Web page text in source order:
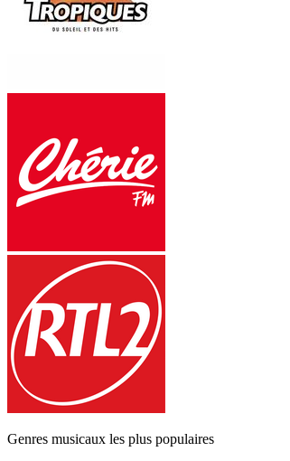
Genres musicaux les plus populaires